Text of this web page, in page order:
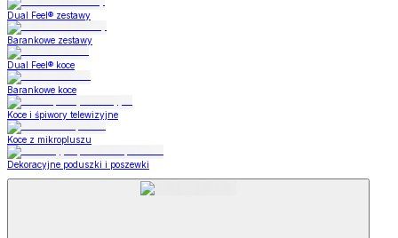
Dual Feel® zestawy
Barankowe zestawy
Dual Feel® koce
Barankowe koce
Koce i śpiwory telewizyjne
Koce z mikropluszu
Dekoracyjne poduszki i poszewki